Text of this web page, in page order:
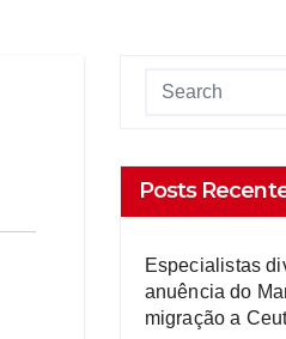
Posts
Especialistas
anuência do
migração a